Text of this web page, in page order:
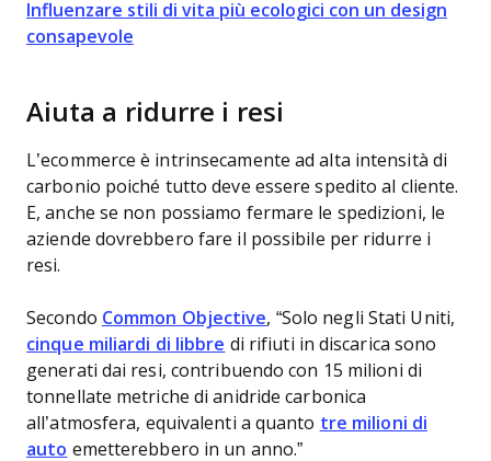
Influenzare stili di vita più ecologici con un design
consapevole
Aiuta a ridurre i resi
L’ecommerce è intrinsecamente ad alta intensità di
carbonio poiché tutto deve essere spedito al cliente.
E, anche se non possiamo fermare le spedizioni, le
aziende dovrebbero fare il possibile per ridurre i
resi.
Secondo Common Objective, “Solo negli Stati Uniti,
cinque miliardi di libbre di rifiuti in discarica sono
generati dai resi, contribuendo con 15 milioni di
tonnellate metriche di anidride carbonica
all’atmosfera, equivalenti a quanto tre milioni di
auto emetterebbero in un anno.”